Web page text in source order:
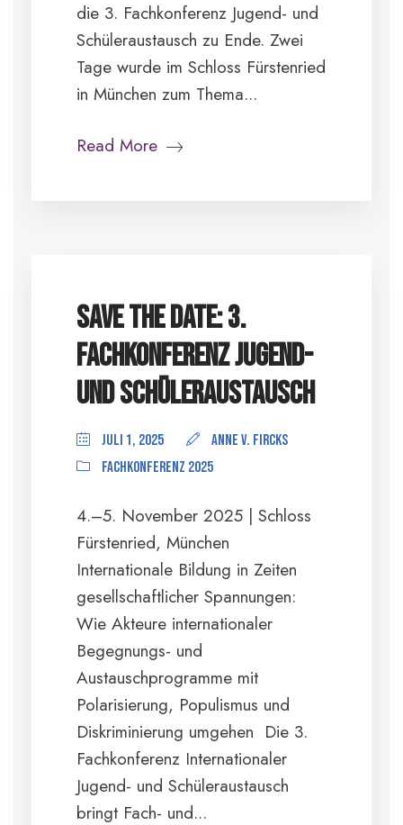
die 3. Fachkonferenz Jugend- und
Schüleraustausch zu Ende. Zwei
Tage wurde im Schloss Fürstenried
in München zum Thema...
Read More
Save the Date: 3.
Fachkonferenz Jugend-
und Schüleraustausch
Juli 1, 2025
anne v. Fircks
Fachkonferenz 2025
4.–5. November 2025 | Schloss
Fürstenried, München
Internationale Bildung in Zeiten
gesellschaftlicher Spannungen:
Wie Akteure internationaler
Begegnungs- und
Austauschprogramme mit
Polarisierung, Populismus und
Diskriminierung umgehen Die 3.
Fachkonferenz Internationaler
Jugend- und Schüleraustausch
bringt Fach- und...